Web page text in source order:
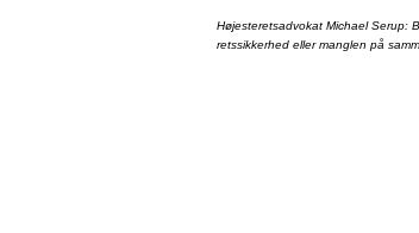
Højesteretsadvokat Michael Serup:
retssikkerhed eller manglen på